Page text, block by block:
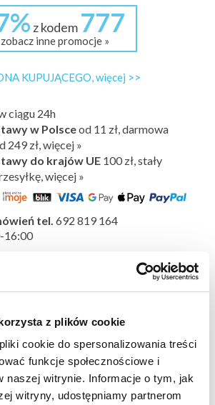
z plików cookie
cookie do spersonalizowania treści
funkcje społecznościowe i
naszej witrynie. Informacje o tym, jak
witryny, udostępniamy partnerom
z kodem 777
zobacz inne promocje »
KUPUJĄCEGO, więcej >>
ciągu 24h
w Polsceod 11 zł, darmowa
249 zł, więcej »
do krajów UE 100 zł, stały
więcej »
tel. 692 819 164
16:00
, który doskonale sprawdza się
nieprzyjemnego zapachu.
Bardzo wydajny i wygodny
.
wanilii i drzewa sandałowego,
pokaż więcej »
karta charakterystyki